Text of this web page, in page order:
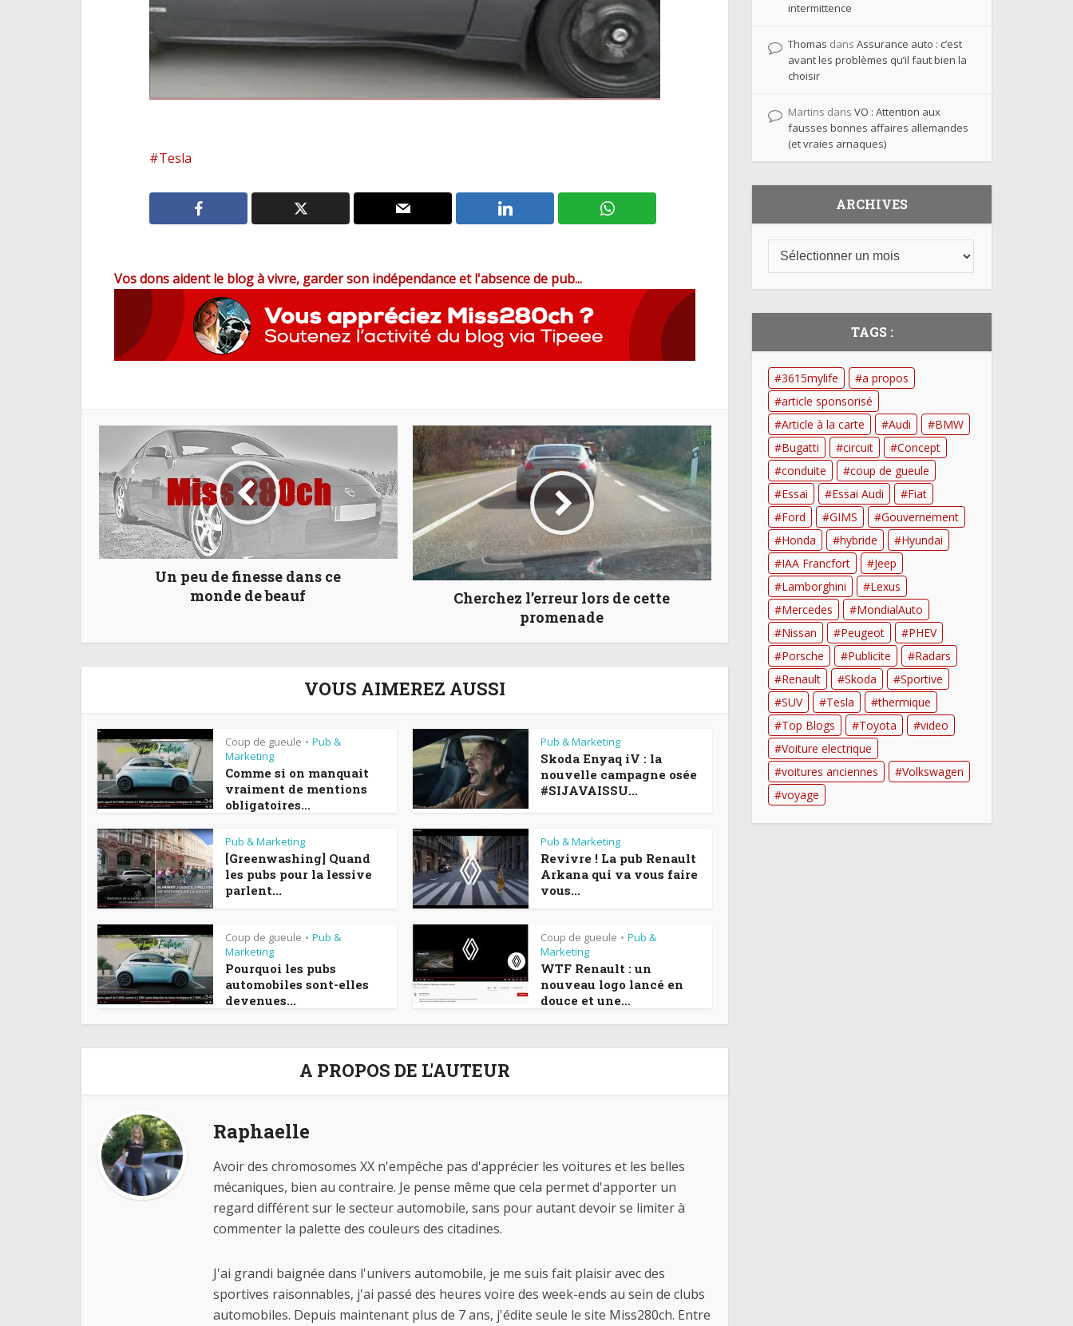
Tesla
Vos dons aident le blog à vivre, garder son indépendance et l'absence de pub...
Un peu de finesse dans ce
monde de beauf
Cherchez l’erreur lors de cette
promenade
VOUS AIMEREZ AUSSI
Coup de gueule • Pub &
Marketing
Comme si on manquait
vraiment de mentions
obligatoires...
Pub & Marketing
Skoda Enyaq iV : la
nouvelle campagne osée
#SIJAVAISSU...
Pub & Marketing
[Greenwashing] Quand
les pubs pour la lessive
parlent...
Pub & Marketing
Revivre ! La pub Renault
Arkana qui va vous faire
vous...
Coup de gueule • Pub &
Marketing
Pourquoi les pubs
automobiles sont-elles
devenues...
Coup de gueule • Pub &
Marketing
WTF Renault : un
nouveau logo lancé en
douce et une...
A PROPOS DE L'AUTEUR
Raphaelle
Avoir des chromosomes XX n'empêche pas d'apprécier les voitures et les belles
mécaniques, bien au contraire. Je pense même que cela permet d'apporter un
regard différent sur le secteur automobile, sans pour autant devoir se limiter à
commenter la palette des couleurs des citadines.
J'ai grandi baignée dans l'univers automobile, je me suis fait plaisir avec des
sportives raisonnables, j'ai passé des heures voire des week-ends au sein de clubs
automobiles. Depuis maintenant plus de 7 ans, j'édite seule le site Miss280ch. Entre
intermittence
Thomas dans Assurance auto : c’est
avant les problèmes qu’il faut bien la
choisir
Martins dans VO : Attention aux
fausses bonnes affaires allemandes
(et vraies arnaques)
ARCHIVES
TAGS :
3615mylife
a propos
article sponsorisé
Article à la carte
Audi
BMW
Bugatti
circuit
Concept
conduite
coup de gueule
Essai
Essai Audi
Fiat
Ford
GIMS
Gouvernement
Honda
hybride
Hyundai
IAA Francfort
Jeep
Lamborghini
Lexus
Mercedes
MondialAuto
Nissan
Peugeot
PHEV
Porsche
Publicite
Radars
Renault
Skoda
Sportive
SUV
Tesla
thermique
Top Blogs
Toyota
video
Voiture electrique
voitures anciennes
Volkswagen
voyage